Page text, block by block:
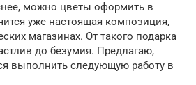
можно цветы оформить в
уже настоящая композиция,
магазинах. От такого подарка
до безумия. Предлагаю,
выполнить следующую работу в